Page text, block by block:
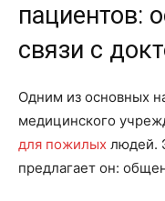
пациентов:
связи с
Одним из основных
медицинского
для пожилых людей.
предлагает он: